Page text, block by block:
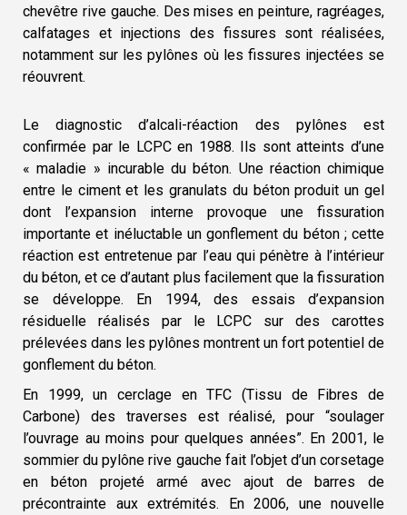
chevêtre rive gauche. Des mises en peinture, ragréages,
calfatages et injections des fissures sont réalisées,
notamment sur les pylônes où les fissures injectées se
réouvrent.
Le diagnostic d’alcali-réaction des pylônes est
confirmée par le LCPC en 1988. Ils sont atteints d’une
« maladie » incurable du béton. Une réaction chimique
entre le ciment et les granulats du béton produit un gel
dont l’expansion interne provoque une fissuration
importante et inéluctable un gonflement du béton ; cette
réaction est entretenue par l’eau qui pénètre à l’intérieur
du béton, et ce d’autant plus facilement que la fissuration
se développe. En 1994, des essais d’expansion
résiduelle réalisés par le LCPC sur des carottes
prélevées dans les pylônes montrent un fort potentiel de
gonflement du béton.
En 1999, un cerclage en TFC (Tissu de Fibres de
Carbone) des traverses est réalisé, pour “soulager
l’ouvrage au moins pour quelques années”. En 2001, le
sommier du pylône rive gauche fait l’objet d’un corsetage
en béton projeté armé avec ajout de barres de
précontrainte aux extrémités. En 2006, une nouvelle